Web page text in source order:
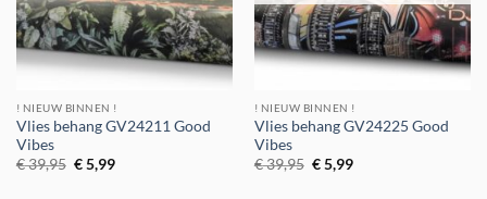
! NIEUW BINNEN !
Vlies behang GV24211 Good
Vibes
€39,95 Oorspronkelijke
prijs
€5,99Huidige
! NIEUW BINNEN !
Vlies behang GV24225 Good
Vibes
€39,95 Oorspronkelijke
prijs
€5,99Huidige